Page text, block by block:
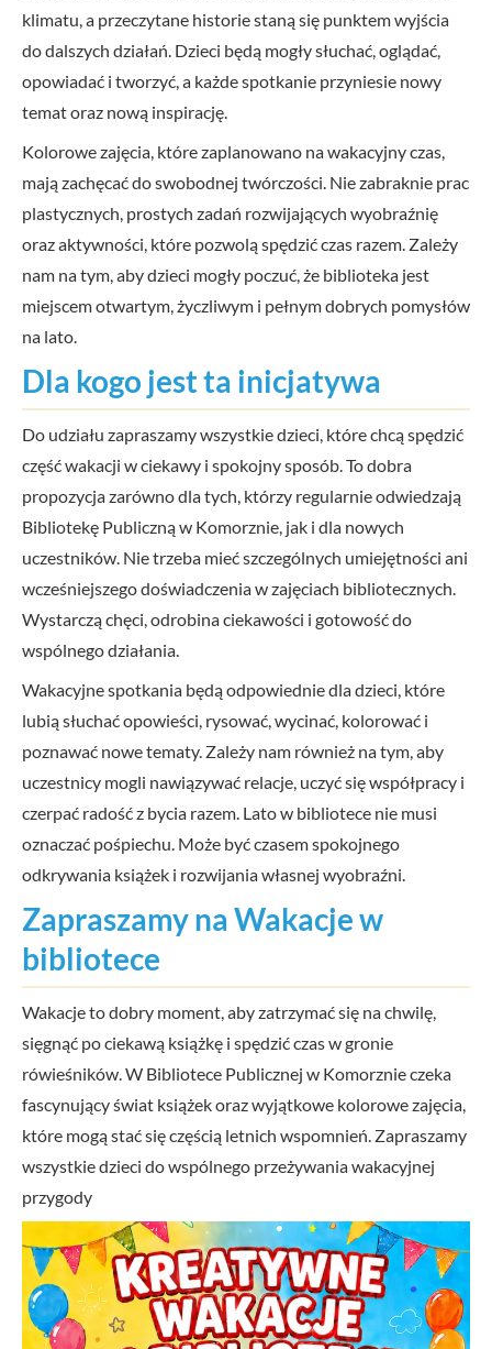
klimatu, a przeczytane historie staną się punktem wyjścia
do dalszych działań. Dzieci będą mogły słuchać, oglądać,
opowiadać i tworzyć, a każde spotkanie przyniesie nowy
temat oraz nową inspirację.
Kolorowe zajęcia, które zaplanowano na wakacyjny czas,
mają zachęcać do swobodnej twórczości. Nie zabraknie prac
plastycznych, prostych zadań rozwijających wyobraźnię
oraz aktywności, które pozwolą spędzić czas razem. Zależy
nam na tym, aby dzieci mogły poczuć, że biblioteka jest
miejscem otwartym, życzliwym i pełnym dobrych pomysłów
na lato.
Dla kogo jest ta inicjatywa
Do udziału zapraszamy wszystkie dzieci, które chcą spędzić
część wakacji w ciekawy i spokojny sposób. To dobra
propozycja zarówno dla tych, którzy regularnie odwiedzają
Bibliotekę Publiczną w Komorznie, jak i dla nowych
uczestników. Nie trzeba mieć szczególnych umiejętności ani
wcześniejszego doświadczenia w zajęciach bibliotecznych.
Wystarczą chęci, odrobina ciekawości i gotowość do
wspólnego działania.
Wakacyjne spotkania będą odpowiednie dla dzieci, które
lubią słuchać opowieści, rysować, wycinać, kolorować i
poznawać nowe tematy. Zależy nam również na tym, aby
uczestnicy mogli nawiązywać relacje, uczyć się współpracy i
czerpać radość z bycia razem. Lato w bibliotece nie musi
oznaczać pośpiechu. Może być czasem spokojnego
odkrywania książek i rozwijania własnej wyobraźni.
Zapraszamy na Wakacje w
bibliotece
Wakacje to dobry moment, aby zatrzymać się na chwilę,
sięgnąć po ciekawą książkę i spędzić czas w gronie
rówieśników. W Bibliotece Publicznej w Komorznie czeka
fascynujący świat książek oraz wyjątkowe kolorowe zajęcia,
które mogą stać się częścią letnich wspomnień. Zapraszamy
wszystkie dzieci do wspólnego przeżywania wakacyjnej
przygody